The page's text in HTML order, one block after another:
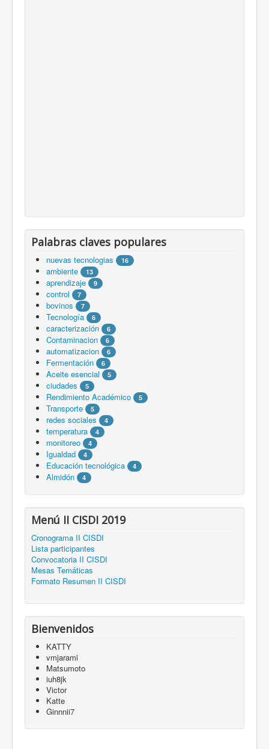
Palabras claves populares
nuevas tecnologias 16
ambiente 13
aprendizaje 9
control 7
bovinos 7
Tecnología 6
caracterización 6
Contaminacion 6
automatizacion 6
Fermentación 6
Aceite esencial 5
ciudades 5
Rendimiento Académico 5
Transporte 5
redes sociales 4
temperatura 4
monitoreo 4
Igualdad 4
Educación tecnológica 4
Almidón 4
Menú II CISDI 2019
Cronograma II CISDI
Lista participantes
Convocatoria II CISDI
Mesas Temáticas
Formato Resumen II CISDI
Bienvenidos
KATTY
vmjarami
Matsumoto
iuh8jk
Victor
Katte
Ginnnii7